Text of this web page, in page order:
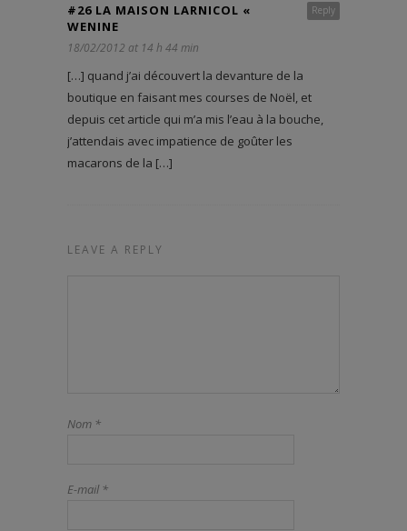
Reply
#26 LA MAISON LARNICOL «
WENINE
18/02/2012 at 14 h 44 min
[…] quand j’ai découvert la devanture de la
boutique en faisant mes courses de Noël, et
depuis cet article qui m’a mis l’eau à la bouche,
j’attendais avec impatience de goûter les
macarons de la […]
LEAVE A REPLY
Nom *
E-mail*